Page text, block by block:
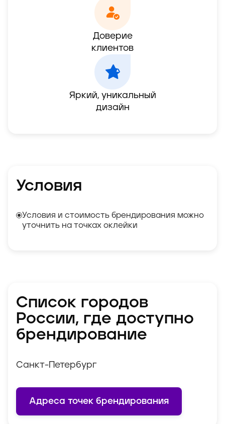
Доверие
клиентов
Яркий, уникальный
дизайн
Условия
Условия и стоимость брендирования можно
уточнить на точках оклейки
Список городов
России, где доступно
брендирование
Санкт-Петербург
Адреса точек брендирования